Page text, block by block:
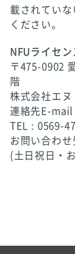
載されてい
ください。
NFUライセ
〒475-0902
階
株式会社エヌ
連絡先E-mail
TEL : 0569-
お問い合わ
(土日祝日・